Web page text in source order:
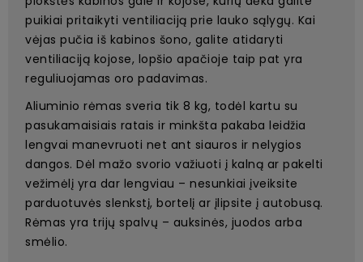
puikiai pritaikyti ventiliaciją prie lauko sąlygų. Kai
vėjas pučia iš kabinos šono, galite atidaryti
ventiliaciją kojose, lopšio apačioje taip pat yra
reguliuojamas oro padavimas.
Aliuminio rėmas sveria tik 8 kg, todėl kartu su
pasukamaisiais ratais ir minkšta pakaba leidžia
lengvai manevruoti net ant siauros ir nelygios
dangos. Dėl mažo svorio važiuoti į kalną ar pakelti
vežimėlį yra dar lengviau – nesunkiai įveiksite
parduotuvės slenkstį, bortelį ar įlipsite į autobusą.
Rėmas yra trijų spalvų – auksinės, juodos arba
smėlio.